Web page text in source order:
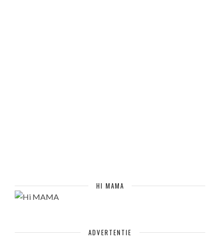
HI MAMA
ADVERTENTIE